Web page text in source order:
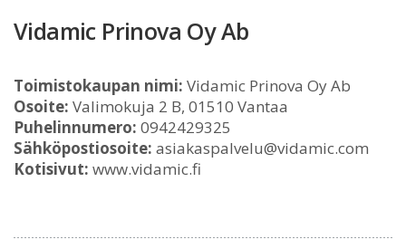
Vidamic Prinova Oy Ab
Toimistokaupan nimi: Vidamic Prinova Oy Ab
Osoite: Valimokuja 2 B, 01510 Vantaa
Puhelinnumero: 0942429325
Sähköpostiosoite: asiakaspalvelu@vidamic.com
Kotisivut: www.vidamic.fi